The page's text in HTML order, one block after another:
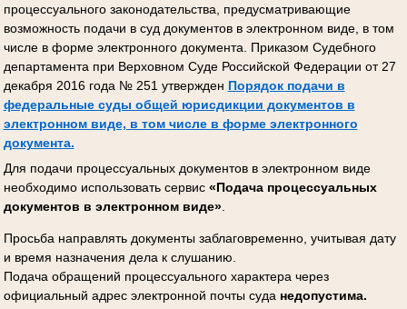
процессуального законодательства, предусматривающие
возможность подачи в суд документов в электронном виде, в том
числе в форме электронного документа. Приказом Судебного
департамента при Верховном Суде Российской Федерации от 27
декабря 2016 года № 251 утвержден Порядок подачи в
федеральные суды общей юрисдикции документов в
электронном виде, в том числе в форме электронного
документа.
Для подачи процессуальных документов в электронном виде
необходимо использовать сервис «Подача процессуальных
документов в электронном виде».
Просьба направлять документы заблаговременно, учитывая дату
и время назначения дела к слушанию.
Подача обращений процессуального характера через
официальный адрес электронной почты суда недопустима.